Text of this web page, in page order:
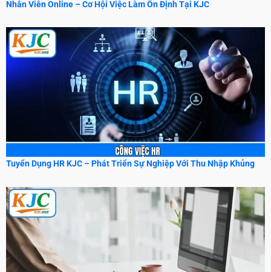
Nhân Viên Online – Cơ Hội Việc Làm Ổn Định Tại KJC
Tuyển Dụng HR KJC – Phát Triển Sự Nghiệp Với Thu Nhập Khủng